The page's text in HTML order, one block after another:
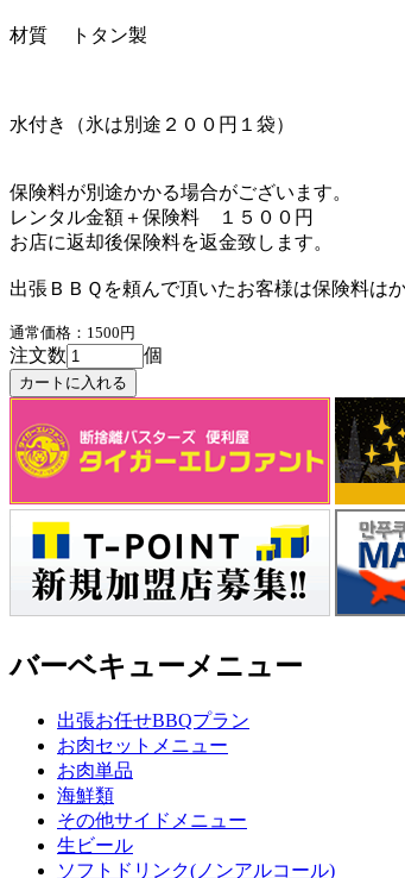
材質 トタン製
水付き（氷は別途２００円１袋）
保険料が別途かかる場合がございます。
レンタル金額＋保険料 １５００円
お店に返却後保険料を返金致します。
出張ＢＢＱを頼んで頂いたお客様は保険料は
通常価格：1500円
注文数 個
バーベキューメニュー
出張お任せBBQプラン
お肉セットメニュー
お肉単品
海鮮類
その他サイドメニュー
生ビール
ソフトドリンク(ノンアルコール)